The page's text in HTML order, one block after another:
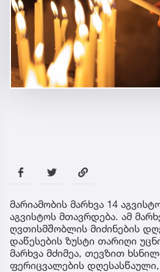
მარიამობის მარხვა 14
აგვისტოს მთავრდება. ამ
ღვთისმშობლის მიძინების
დაწესების ზუსტი თარიღი
მარხვა მძიმეა, თევზით
ფერიცვალების დღესასწაული,